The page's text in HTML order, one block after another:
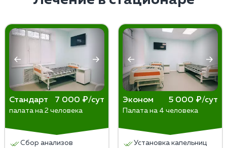
снизить риск срыва.
Стандарт 7 000 ₽/сут
палата на 2 человека
Сбор анализов
Эконом 5 000 ₽/сут
Палата на 4 человека
Установка капельниц